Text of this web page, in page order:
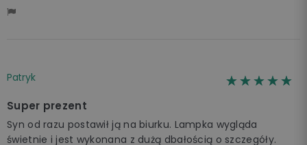
Patryk ☆☆☆☆☆
★★★★★
Super prezent
Syn od razu postawił ją na biurku. Lampka wygląda
świetnie i jest wykonana z dużą dbałością o szczegóły.